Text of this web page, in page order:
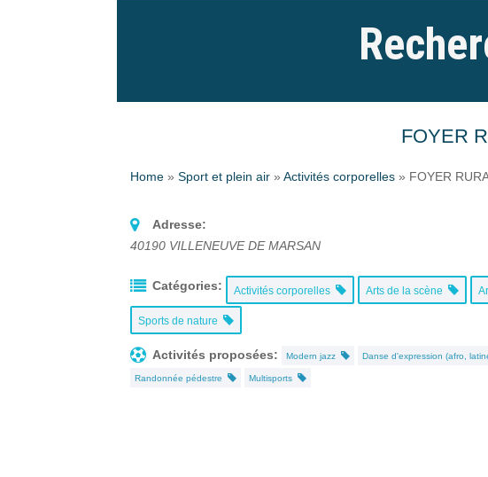
FOYER
Home » Sport et plein air » Activités corporelles » FOYER
Adresse:
40190 VILLENEUVE DE MARSAN
Catégories: Activités corporelles Arts de la scène
Sports de nature
Activités proposées: Modern jazz Danse d'expression (afro,
Randonnée pédestre Multisports